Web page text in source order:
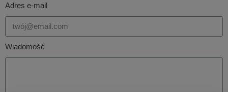
Adres e-mail
Wiadomość